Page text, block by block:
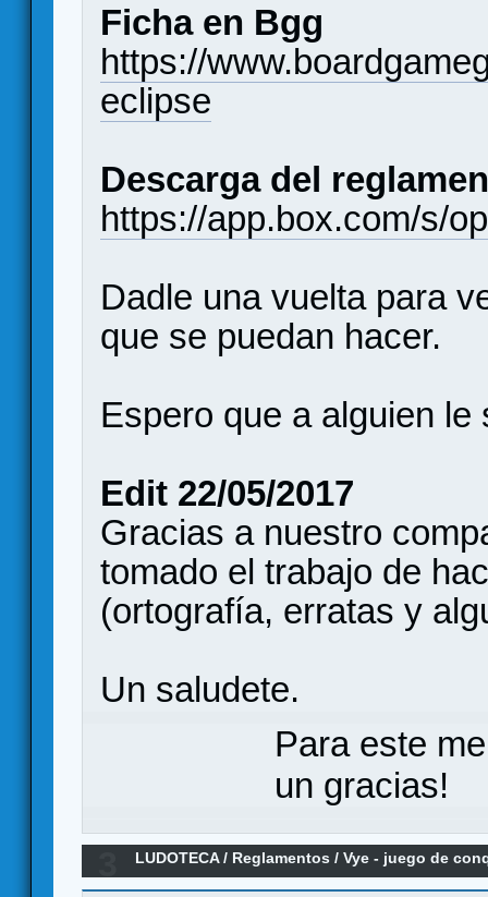
Ficha en Bgg
https://
eclipse
Descarga del
https://app.box.com/s/
Dadle una vuelta para
que se puedan hacer.
Espero que a alguien le
Edit 22/05/2017
Gracias a nuestro
tomado el trabajo de
(ortografía, erratas y
Un saludete.
Para este
un gracias!
LUDOTECA/ Reglamentos /Vye - juego de